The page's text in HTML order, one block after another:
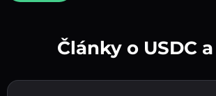
Články o USDC a